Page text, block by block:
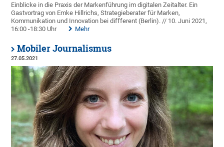
Einblicke in die Praxis der Markenführung im digitalen Zeitalter. Ein
Gastvortrag von Emke Hillrichs, Strategieberater für Marken,
Kommunikation und Innovation bei diffferent (Berlin). // 10. Juni 2021,
16:00 -18:30 Uhr
Mehr
Mobiler Journalismus
27.05.2021